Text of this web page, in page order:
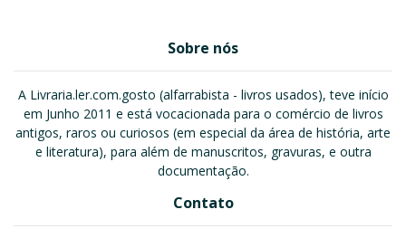
Sobre nós
A Livraria.ler.com.gosto (alfarrabista - livros usados), teve início
em Junho 2011 e está vocacionada para o comércio de livros
antigos, raros ou curiosos (em especial da área de história, arte
e literatura), para além de manuscritos, gravuras, e outra
documentação.
Contato